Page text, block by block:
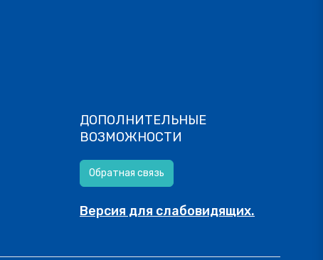
ДОПОЛНИТЕЛЬНЫЕ
ВОЗМОЖНОСТИ
Обратная связь
Версия для слабовидящих.